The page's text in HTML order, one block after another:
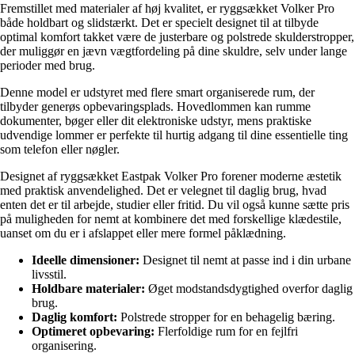
Fremstillet med materialer af høj kvalitet, er ryggsækket Volker Pro
både holdbart og slidstærkt. Det er specielt designet til at tilbyde
optimal komfort takket være de justerbare og polstrede skulderstropper,
der muliggør en jævn vægtfordeling på dine skuldre, selv under lange
perioder med brug.
Denne model er udstyret med flere smart organiserede rum, der
tilbyder generøs opbevaringsplads. Hovedlommen kan rumme
dokumenter, bøger eller dit elektroniske udstyr, mens praktiske
udvendige lommer er perfekte til hurtig adgang til dine essentielle ting
som telefon eller nøgler.
Designet af ryggsækket Eastpak Volker Pro forener moderne æstetik
med praktisk anvendelighed. Det er velegnet til daglig brug, hvad
enten det er til arbejde, studier eller fritid. Du vil også kunne sætte pris
på muligheden for nemt at kombinere det med forskellige klædestile,
uanset om du er i afslappet eller mere formel påklædning.
Ideelle dimensioner: Designet til nemt at passe ind i din urbane
livsstil.
Holdbare materialer: Øget modstandsdygtighed overfor daglig
brug.
Daglig komfort: Polstrede stropper for en behagelig bæring.
Optimeret opbevaring: Flerfoldige rum for en fejlfri
organisering.